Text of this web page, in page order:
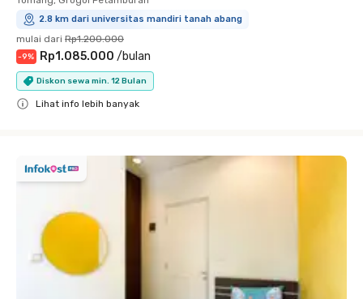
2.8 km dari universitas mandiri tanah abang
mulai dari Rp1.200.000
-9% Rp1.085.000 /bulan
Diskon sewa min. 12 Bulan
Lihat info lebih banyak